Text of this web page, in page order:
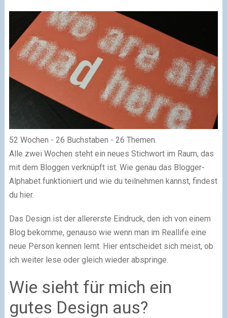
52 Wochen - 26 Buchstaben - 26 Themen.
Alle zwei Wochen steht ein neues Stichwort im Raum, das
mit dem Bloggen verknüpft ist. Wie genau das Blogger-
Alphabet funktioniert und wie du teilnehmen kannst, findest
du hier.
Das Design ist der allererste Eindruck, den ich von einem
Blog bekomme, genauso wie wenn man im Reallife eine
neue Person kennen lernt. Hier entscheidet sich meist, ob
ich weiter lese oder gleich wieder abspringe.
Wie sieht für mich ein
gutes Design aus?